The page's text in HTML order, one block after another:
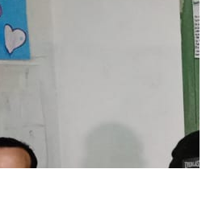
APREHENDIERON A UN
Policía
Independencia entre San Patricio